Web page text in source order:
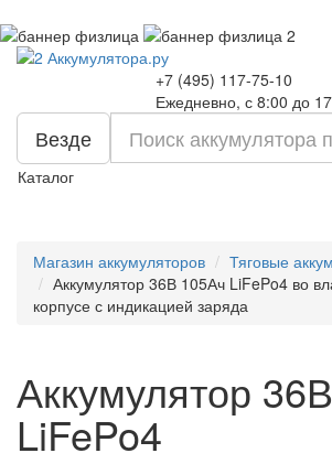
+7 (495) 117-75-10
Ежедневно, с 8:00 до
Везде
Каталог
Магазин аккумуляторов
Тяговые
Аккумулятор 36В 105Ач LiFePo4 во
корпусе с индикацией заряда
Аккумулятор
LiFePo4